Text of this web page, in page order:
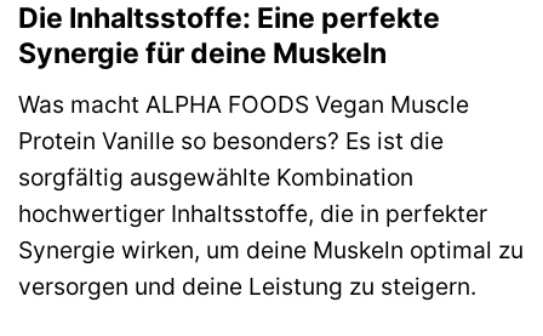
Die Inhaltsstoffe: Eine perfekte
Synergie für deine Muskeln
Was macht ALPHA FOODS Vegan Muscle
Protein Vanille so besonders? Es ist die
sorgfältig ausgewählte Kombination
hochwertiger Inhaltsstoffe, die in perfekter
Synergie wirken, um deine Muskeln optimal zu
versorgen und deine Leistung zu steigern.